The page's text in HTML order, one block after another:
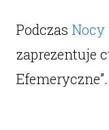
Podczas Nocy
zaprezentuje
Efemeryczne”.